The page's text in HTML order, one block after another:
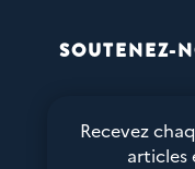
SOUTENEZ-
Recevez
articles